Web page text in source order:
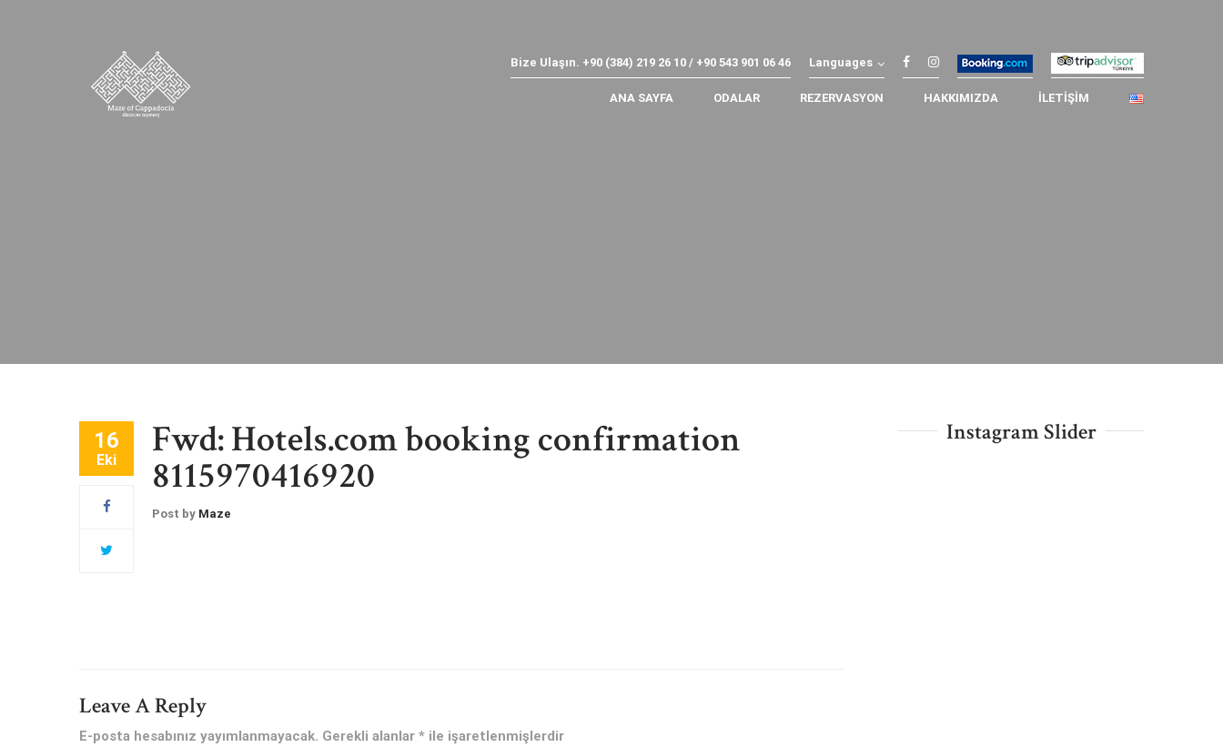
Bize Ulaşın. +90 (384) 219 26 10 / +90 543 901 06 46 Languages
ANA SAYFA ODALAR REZERVASYON HAKKIMIZDA İLETIŞIM
16
Eki Fwd: Hotels.com booking confirmation
8115970416920
Post by Maze
Leave A Reply
E-posta hesabınız yayımlanmayacak. Gerekli alanlar * ile işaretlenmişlerdir
Instagram Slider